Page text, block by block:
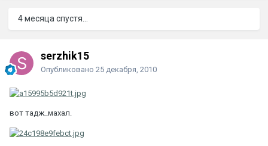
4 месяца спустя...
serzhik15
Опубликовано 25 декабря, 2010
вот тадж_махал.